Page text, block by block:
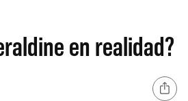
en realidad?